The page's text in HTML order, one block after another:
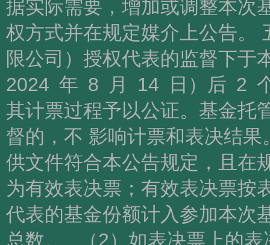
据实际需要，增加或调整本次
权方式并在规定媒介上公告。
限公司）授权代表的监督下
2024 年 8 月 14 日）后 2 个
其计票过程予以公证。基金托
督的，不 影响计票和表决结
供文件符合本公告规定，且在
为有效表决票；有效表决票按
代表的基金份额计入参加本次
总数。 （2）如表决票上的表